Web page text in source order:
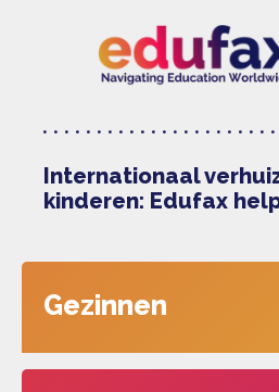
Internationaal
kinderen: Edufax
Gezinnen